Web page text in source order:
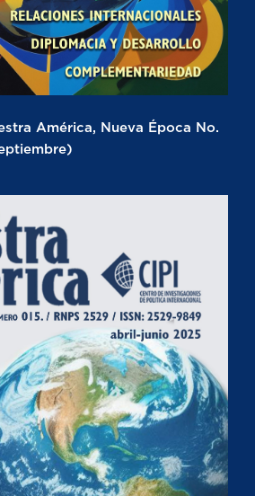
América, Nueva Época No.